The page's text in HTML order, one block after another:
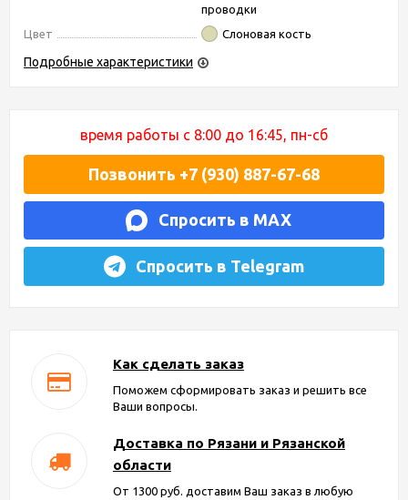
проводки
Цвет
Слоновая кость
Подробные характеристики
время работы с 8:00 до 16:45, пн-сб
Позвонить +7 (930) 887-67-68
Спросить в MAX
Спросить в Telegram
Как сделать заказ
Поможем сформировать заказ и решить все
Ваши вопросы.
Доставка по Рязани и Рязанской
области
От 1300 руб. доставим Ваш заказ в любую